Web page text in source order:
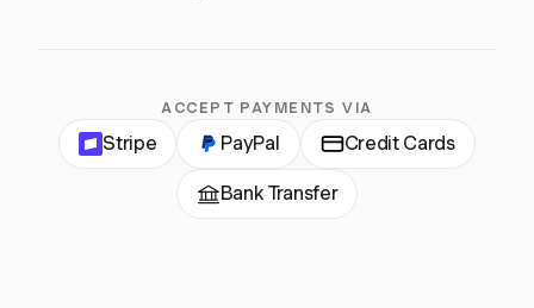
ACCEPT PAYMENTS VIA
Stripe PayPal Credit Cards
Bank Transfer